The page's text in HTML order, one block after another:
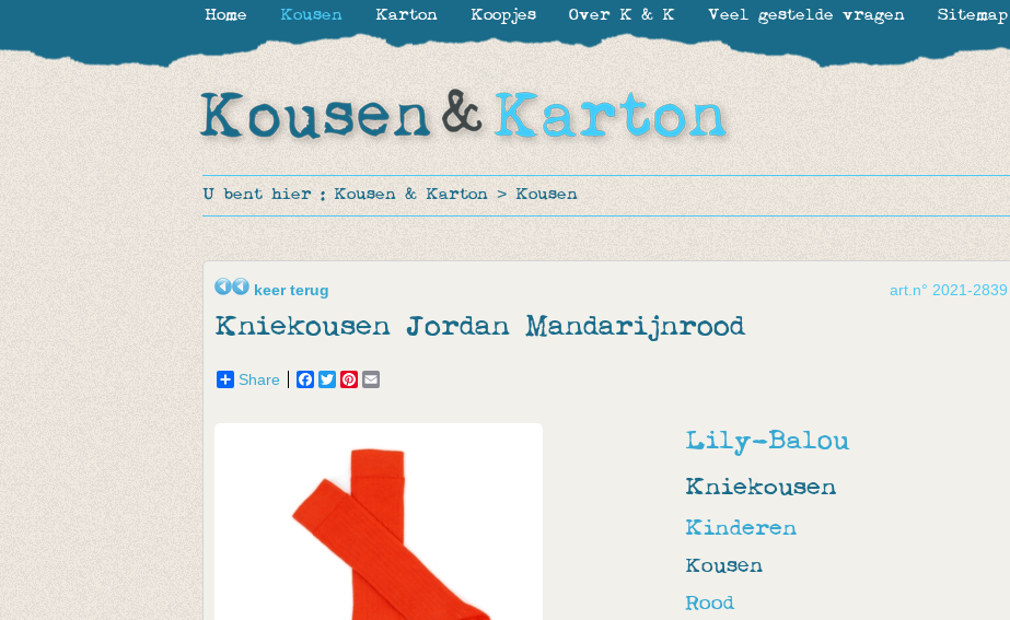
U bent hier : Kousen & Karton > Kousen
art.n° 2021-2839
keer terug
Kniekousen Jordan Mandarijnrood
Share Facebook
TwitterPinterest
Lily-Balou
Kniekousen
Kinderen
Kousen
Rood
Home Kousen Karton Koopjes Over K & K Veel gestelde vragen Sitemap